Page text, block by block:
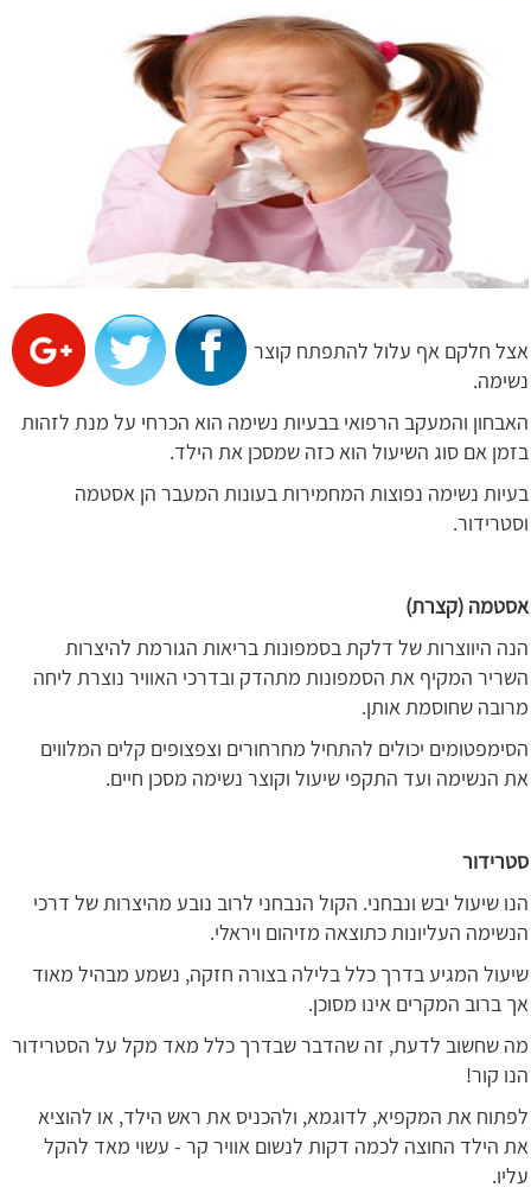
אצל חלקם אף עלול להתפתח קוצר
נשימה.
האבחון והמעקב הרפואי בבעיות נשימה הוא הכרחי על מנת לזהות
בזמן אם סוג השיעול הוא כזה שמסכן את הילד.
בעיות נשימה נפוצות המחמירות בעונות המעבר הן אסטמה
וסטרידור.
אסטמה (קצרת)
הנה היווצרות של דלקת בסמפונות בריאות הגורמת להיצרות
השריר המקיף את הסמפונות מתהדק ובדרכי האוויר נוצרת ליחה
מרובה שחוסמת אותן.
הסימפטומים יכולים להתחיל מחרחורים וצפצופים קלים המלווים
את הנשימה ועד התקפי שיעול וקוצר נשימה מסכן חיים.
סטרידור
הנו שיעול יבש ונבחני. הקול הנבחני לרוב נובע מהיצרות של דרכי
הנשימה העליונות כתוצאה מזיהום ויראלי.
שיעול המגיע בדרך כלל בלילה בצורה חזקה, נשמע מבהיל מאוד
אך ברוב המקרים אינו מסוכן.
מה שחשוב לדעת, זה שהדבר שבדרך כלל מאד מקל על הסטרידור
הנו קור!
לפתוח את המקפיא, לדוגמא, ולהכניס את ראש הילד, או להוציא
את הילד החוצה לכמה דקות לנשום אוויר קר - עשוי מאד להקל
עליו.